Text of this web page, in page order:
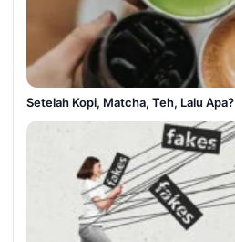
Setelah Kopi, Matcha, Teh, Lalu Apa?